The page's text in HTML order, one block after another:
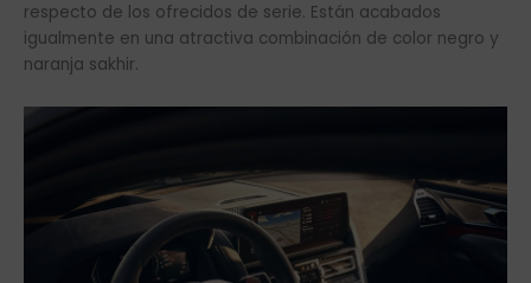
respecto de los ofrecidos de serie. Están acabados
igualmente en una atractiva combinación de color negro y
naranja sakhir.